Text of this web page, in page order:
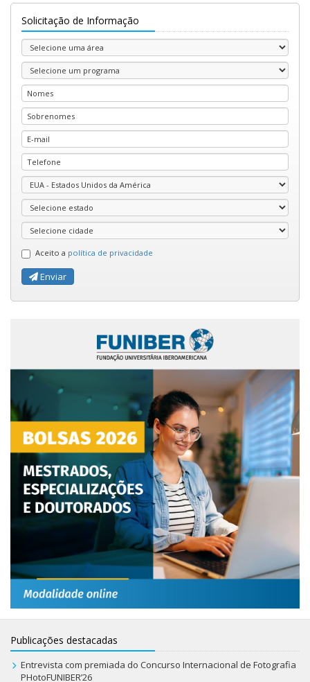
Solicitação de Informação
Aceito a política de privacidade
Enviar
Publicações destacadas
Entrevista com premiada do Concurso Internacional de Fotografia
PHotoFUNIBER’26